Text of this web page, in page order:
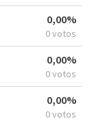
0,00%
0 votos
0,00%
0 votos
0,00%
0 votos